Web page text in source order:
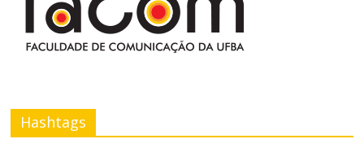
Hashtags